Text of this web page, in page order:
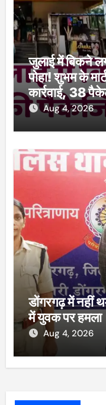
जुलाई में बिकने
पोहा! शुभम के
कार्रवाई, 38
Aug 4, 2026
डोंगरगढ़ में नहीं
में युवक पर हमला
Aug 4, 2026